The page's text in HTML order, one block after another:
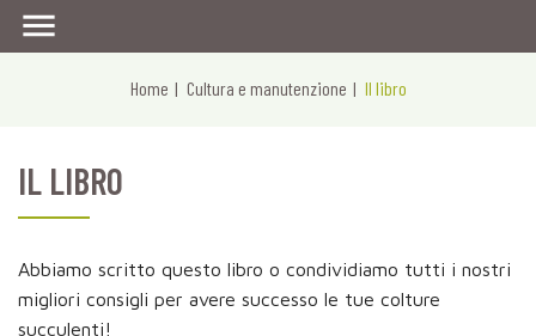

Home Cultura e manutenzione Il libro
IL LIBRO
Abbiamo scritto questo libro o condividiamo tutti i nostri
migliori consigli per avere successo le tue colture
succulenti!